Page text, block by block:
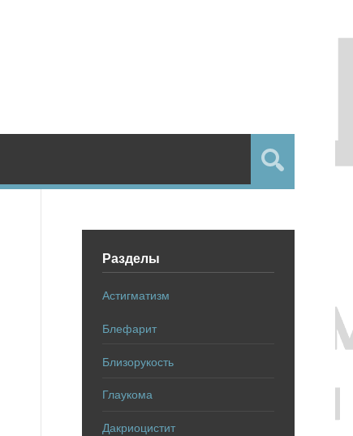
Разделы
Астигматизм
Блефарит
Близорукость
Глаукома
Дакриоцистит